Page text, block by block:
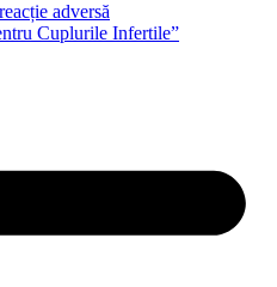
adversă
Cuplurile Infertile”